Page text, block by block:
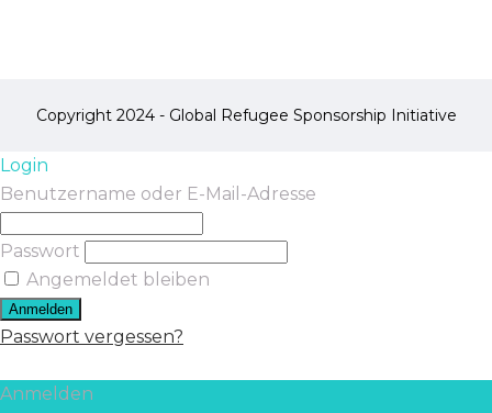
Copyright 2024 - Global Refugee Sponsorship Initiative
Login
Benutzername oder E-Mail-Adresse
Passwort
Angemeldet bleiben
Passwort vergessen?
Anmelden